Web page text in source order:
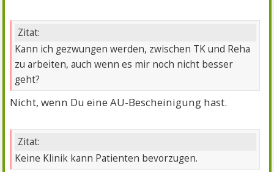
Zitat:
Kann ich gezwungen werden, zwischen TK und Reha
zu arbeiten, auch wenn es mir noch nicht besser
geht?
Nicht, wenn Du eine AU-Bescheinigung hast.
Zitat:
Keine Klinik kann Patienten bevorzugen.